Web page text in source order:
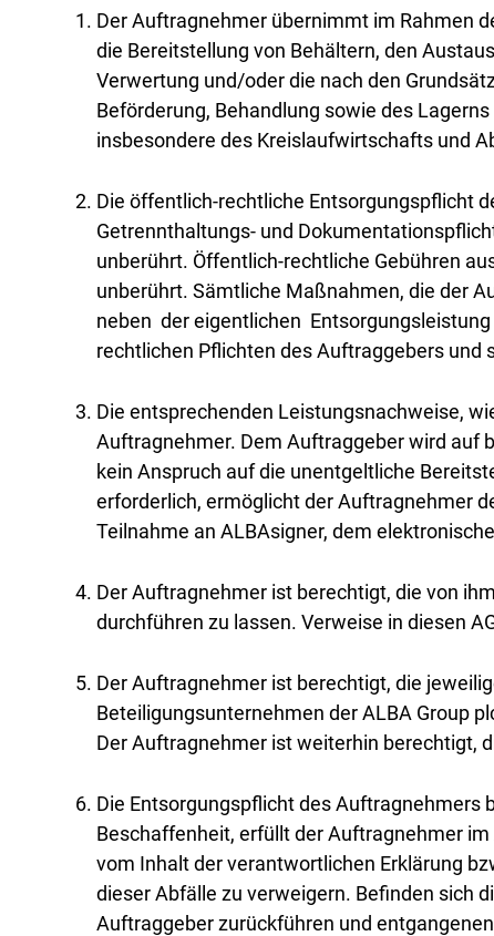
Der Auftragnehmer übernimmt im Rahmen
die Bereitstellung von Behältern, den
Verwertung und/oder die nach den
Beförderung, Behandlung sowie des
insbesondere des Kreislaufwirtschafts­ und
Die öffentlich-rechtliche Entsorgungspflicht
Getrennthaltungs- und
unberührt. Öffentlich-rechtliche Gebühren
unberührt. Sämtliche Maßnahmen, die der
neben der eigentlichen
rechtlichen Pflichten des Auftraggebers
Die entsprechenden Leistungsnachweise,
Auftragnehmer. Dem Auftraggeber wird auf
kein Anspruch auf die unentgeltliche
erforderlich, ermöglicht der Auftragnehmer
Teilnahme an ALBAsigner, dem
Der Auftragnehmer ist berechtigt, die von
durchführen zu lassen. Verweise in diesen
Der Auftragnehmer ist berechtigt, die
Beteiligungsunternehmen der ALBA Group
Der Auftragnehmer ist weiterhin berechtigt,
Die Entsorgungspflicht des Auftragnehmers
Beschaffenheit, erfüllt der Auftragnehmer
vom Inhalt der verantwortlichen Erklärung
dieser Abfälle zu verweigern. Befinden sich
Auftraggeber zurückführen und